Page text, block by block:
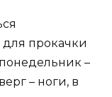
прокачки
–
– ноги, в